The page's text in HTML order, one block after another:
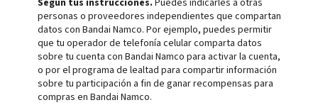
personas o proveedores independientes que compartan
datos con Bandai Namco. Por ejemplo, puedes permitir
que tu operador de telefonía celular comparta datos
sobre tu cuenta con Bandai Namco para activar la cuenta,
o por el programa de lealtad para compartir información
sobre tu participación a fin de ganar recompensas para
compras en Bandai Namco.